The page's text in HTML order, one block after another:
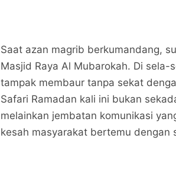
​Saat azan magrib berkumandang,
Masjid Raya Al Mubarokah. Di sela-
tampak membaur tanpa sekat
Safari Ramadan kali ini bukan
melainkan jembatan komunikasi
kesah masyarakat bertemu dengan